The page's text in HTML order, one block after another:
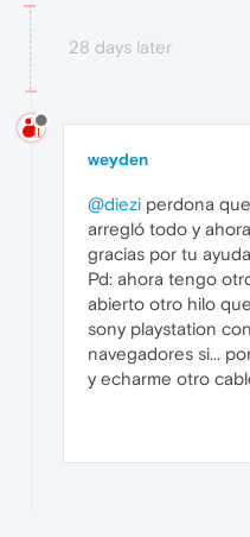
28 days later
weyden
@diezi perdona
arregló todo y
gracias por tu ayuda
Pd: ahora tengo
abierto otro hilo
sony playstation
navegadores si...
y echarme otro